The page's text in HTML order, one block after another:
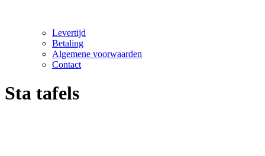
Levertijd
Betaling
Algemene voorwaarden
Contact
Sta tafels